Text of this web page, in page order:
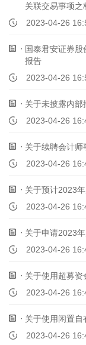
关联交易事项之
2023-04-26
国泰君安证券
报告
2023-04-26
关于未披露内部
2023-04-26
关于续聘会计师
2023-04-26
关于预计2023
2023-04-26
关于申请2023
2023-04-26
关于使用超募
2023-04-26
关于使用闲置
2023-04-26